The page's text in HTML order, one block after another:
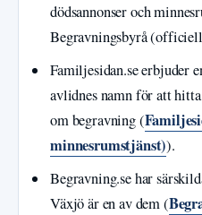
dödsannonser och
Begravningsbyrå
Familjesidan.se erbjuder
avlidnes namn för att
om begravning (
minnesrumstjänst)).
Begravning.se har
Växjö är en av dem (